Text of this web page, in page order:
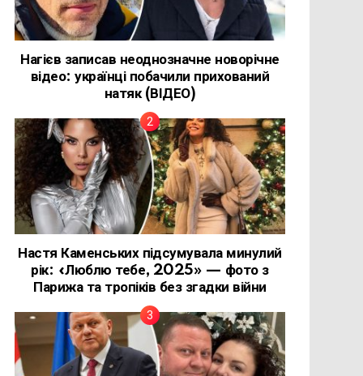
Нагієв записав неоднозначне новорічне
відео: українці побачили прихований
натяк (ВІДЕО)
Настя Каменських підсумувала минулий
рік: «Люблю тебе, 2025» — фото з
Парижа та тропіків без згадки війни